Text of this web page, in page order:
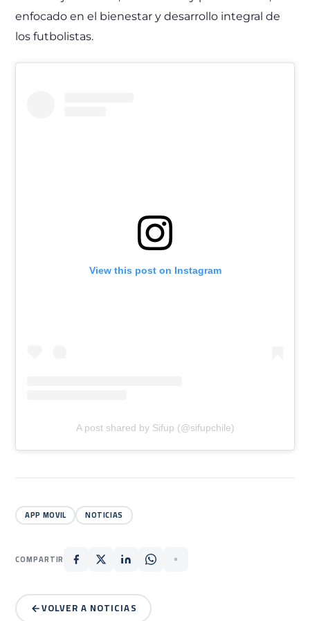
enfocado en el bienestar y desarrollo integral de
los futbolistas.
View this post on Instagram
A post shared by Sifup (@sifupchile)
APP MOVIL NOTICIAS
COMPARTIR
VOLVER A NOTICIAS